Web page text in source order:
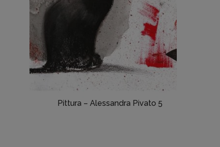
Pittura – Alessandra Pivato 5